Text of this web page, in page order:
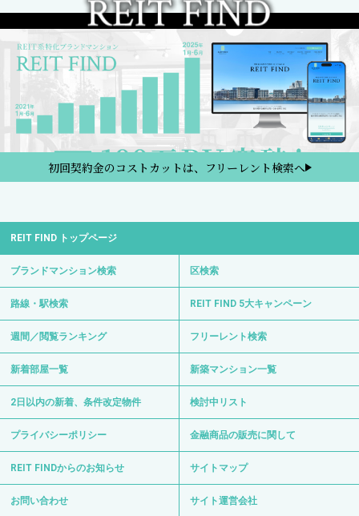
初回契約金のコストカットは、フリーレント検索へ
REIT FIND トップページ
ブランドマンション検索 区検索
路線・駅検索 REIT FIND 5大キャンペーン
週間／閲覧ランキング フリーレント検索
新着部屋一覧 新築マンション一覧
2日以内の新着、条件改定物件 検討中リスト
プライバシーポリシー 金融商品の販売に関して
REIT FINDからのお知らせ サイトマップ
お問い合わせ サイト運営会社